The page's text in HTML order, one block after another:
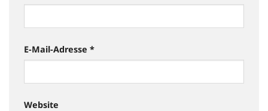
E-Mail-Adresse *
Website